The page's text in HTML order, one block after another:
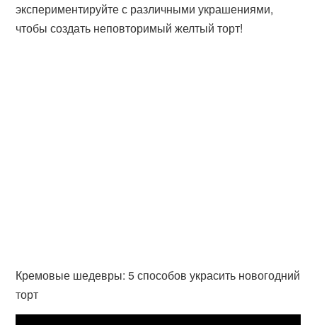
экспериментируйте с различными украшениями,
чтобы создать неповторимый желтый торт!
Кремовые шедевры: 5 способов украсить новогодний
торт